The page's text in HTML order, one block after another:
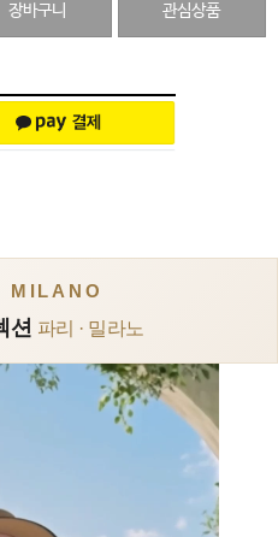
장바구니 관심상품
MILANO
션 파리 · 밀라노